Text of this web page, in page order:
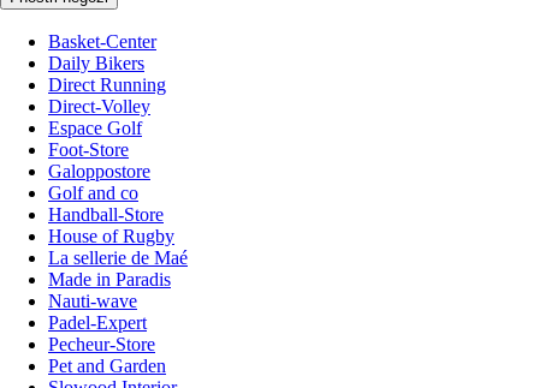
Basket-Center
Daily Bikers
Direct Running
Direct-Volley
Espace Golf
Foot-Store
Galoppostore
Golf and co
Handball-Store
House of Rugby
La sellerie de Maé
Made in Paradis
Nauti-wave
Padel-Expert
Pecheur-Store
Pet and Garden